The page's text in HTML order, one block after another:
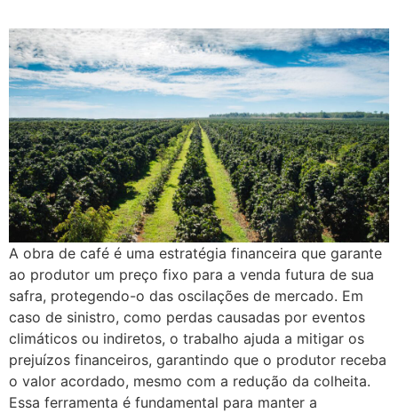
A obra de café é uma estratégia financeira que garante
ao produtor um preço fixo para a venda futura de sua
safra, protegendo-o das oscilações de mercado. Em
caso de sinistro, como perdas causadas por eventos
climáticos ou indiretos, o trabalho ajuda a mitigar os
prejuízos financeiros, garantindo que o produtor receba
o valor acordado, mesmo com a redução da colheita.
Essa ferramenta é fundamental para manter a